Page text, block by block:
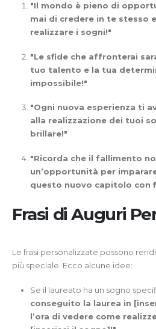
"Il mondo è pieno di
mai di credere in te stesso
realizzare i sogni!"
"Le sfide che affronterai
tuo talento e la tua
impossibile!"
"Ogni nuova esperienza ti
alla realizzazione dei tuoi
brillare!"
"Ricorda che il fallimento
un’opportunità per
questo nuovo capitolo con
Frasi di Auguri
Le frasi personalizzate possono
più speciale. Ecco alcune idee:
Se il laureato ha un sogno
conseguito la laurea in
l’ora di vedere come